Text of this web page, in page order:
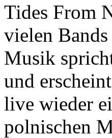
Tides From
vielen Bands
Musik
und
live wieder
polnischen